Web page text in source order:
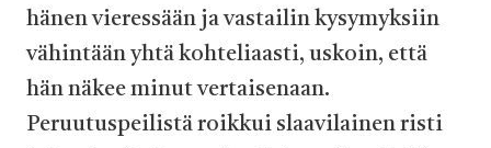
hänen vieressään ja vastailin kysymyksiin
vähintään yhtä kohteliaasti, uskoin, että
hän näkee minut vertaisenaan.
Peruutuspeilistä roikkui slaavilainen risti